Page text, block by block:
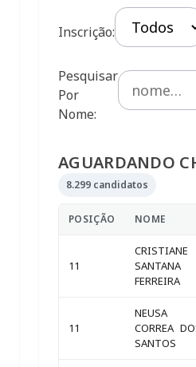
Inscrição:
Pesquisar
Por
Nome:
AGUARDANDO
8.299 candidatos
POSIÇÃO NOME
11
CRISTIANE
SANTANA
FERREIRA
11
NEUSA
CORREA
SANTOS